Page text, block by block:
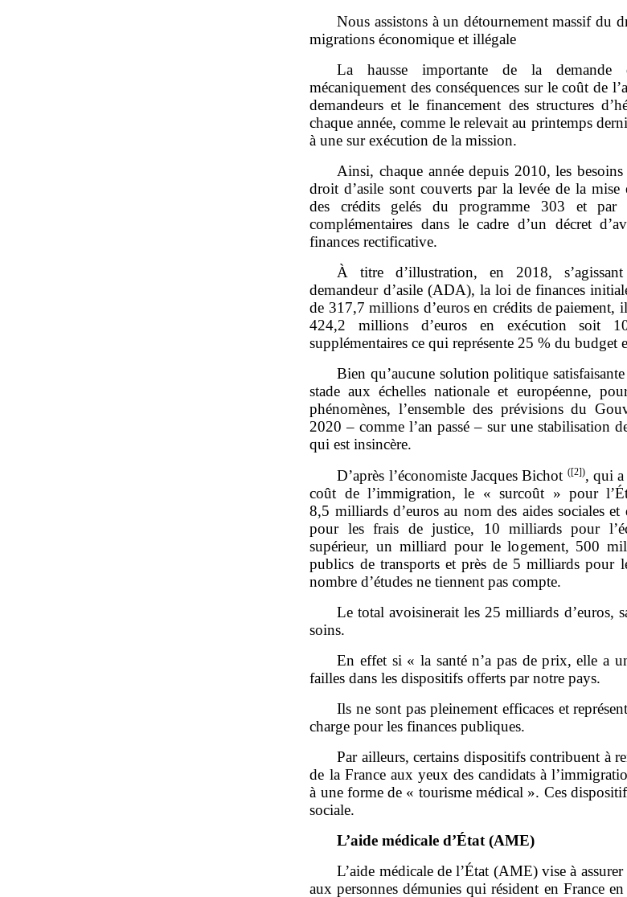
Nous assistons à un détournement massif du
migrations économique et illégale
La hausse importante de la demande
mécaniquement des conséquences sur le coût de
demandeurs et le financement des structures
chaque année, comme le relevait au printemps
à une sur exécution de la mission.
Ainsi, chaque année depuis 2010, les
droit d’asile sont couverts par la levée de la mise
des crédits gelés du programme 303 et par
complémentaires dans le cadre d’un décret
finances rectificative.
À titre d’illustration, en 2018,
demandeur d’asile (ADA), la loi de finances
de 317,7 millions d’euros en crédits de paiement,
424,2 millions d’euros en exécution soit
supplémentaires ce qui représente 25 % du budget
Bien qu’aucune solution politique satisfaisante
stade aux échelles nationale et européenne,
phénomènes, l’ensemble des prévisions du
2020 – comme l’an passé – sur une stabilisation
qui est insincère.
D’après l’économiste Jacques Bichot ([2]), qui a
coût de l’immigration, le « surcoût » pour
8,5 milliards d’euros au nom des aides sociales
pour les frais de justice, 10 milliards pour
supérieur, un milliard pour le logement, 500
publics de transports et près de 5 milliards pour
nombre d’études ne tiennent pas compte.
Le total avoisinerait les 25 milliards d’euros,
soins.
En effet si « la santé n’a pas de prix, elle a
failles dans les dispositifs offerts par notre pays.
Ils ne sont pas pleinement efficaces et
charge pour les finances publiques.
Par ailleurs, certains dispositifs contribuent à
de la France aux yeux des candidats à
à une forme de « tourisme médical ». Ces
sociale.
L’aide médicale d’État (AME)
L’aide médicale de l’État (AME) vise à
aux personnes démunies qui résident en France